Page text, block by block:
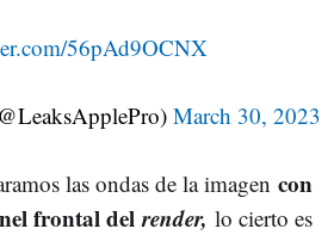
56pAd9OCNX
March 30, 2023
las ondas de la imagen con
frontal delrender, lo cierto es